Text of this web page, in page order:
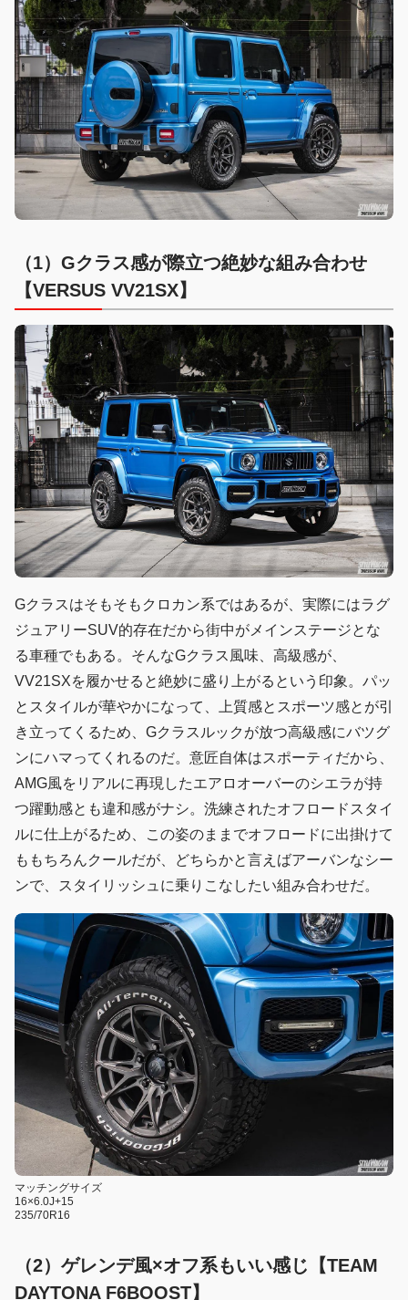
（1）Gクラス感が際立つ絶妙な組み合わせ
【VERSUS VV21SX】
Gクラスはそもそもクロカン系ではあるが、実際にはラグ
ジュアリーSUV的存在だから街中がメインステージとな
る車種でもある。そんなGクラス風味、高級感が、
VV21SXを履かせると絶妙に盛り上がるという印象。パッ
とスタイルが華やかになって、上質感とスポーツ感とが引
き立ってくるため、Gクラスルックが放つ高級感にバツグ
ンにハマってくれるのだ。意匠自体はスポーティだから、
AMG風をリアルに再現したエアロオーバーのシエラが持
つ躍動感とも違和感がナシ。洗練されたオフロードスタイ
ルに仕上がるため、この姿のままでオフロードに出掛けて
ももちろんクールだが、どちらかと言えばアーバンなシー
ンで、スタイリッシュに乗りこなしたい組み合わせだ。
マッチングサイズ
16×6.0J+15
235/70R16
（2）ゲレンデ風×オフ系もいい感じ【TEAM
DAYTONA F6BOOST】